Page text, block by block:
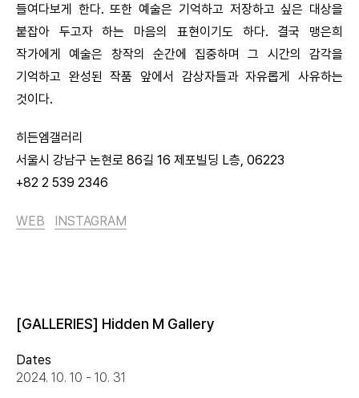
들여다보게 한다. 또한 예술은 기억하고 저장하고 싶은 대상을
붙잡아 두고자 하는 마음의 표현이기도 하다. 결국 맹은희
작가에게 예술은 창작의 순간에 집중하며 그 시간의 감각을
기억하고 완성된 작품 앞에서 감상자들과 자유롭게 사유하는
것이다.
히든엠갤러리
서울시 강남구 논현로 86길 16 제포빌딩 L층, 06223
+82 2 539 2346
WEB INSTAGRAM
[GALLERIES] Hidden M Gallery
Dates
2024. 10. 10 - 10. 31